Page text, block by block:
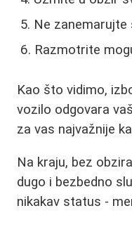
Ne zanemarujte
Razmotrite
Kao što vidimo,
vozilo odgovara
za vas najvažnije
Na kraju, bez
dugo i bezbedno
nikakav status -